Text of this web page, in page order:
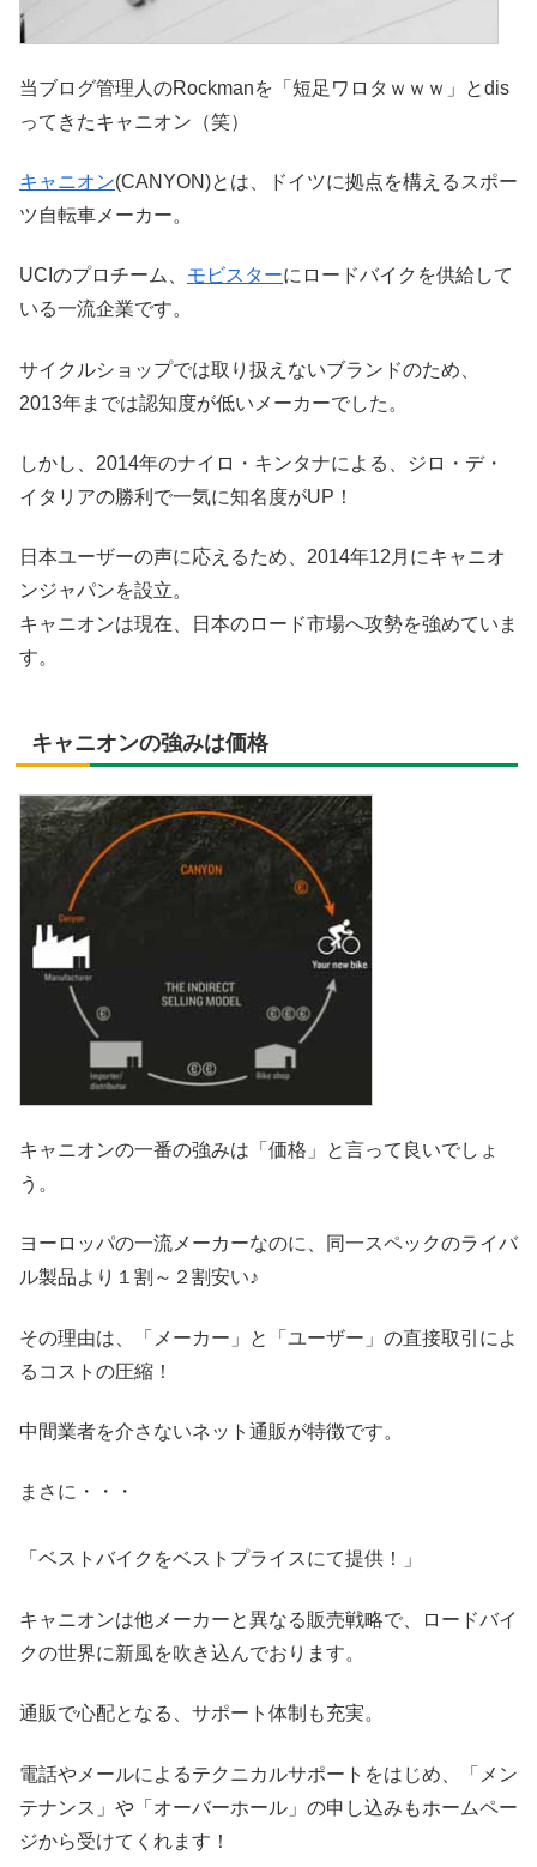
当ブログ管理人のRockmanを「短足ワロタｗｗｗ」とdis
ってきたキャニオン（笑）
キャニオン(CANYON)とは、ドイツに拠点を構えるスポー
ツ自転車メーカー。
UCIのプロチーム、 モビスターにロードバイクを供給して
いる一流企業です。
サイクルショップでは取り扱えないブランドのため、
2013年までは認知度が低いメーカーでした。
しかし、2014年のナイロ・キンタナによる、ジロ・デ・
イタリアの勝利で一気に知名度がUP！
日本ユーザーの声に応えるため、2014年12月にキャニオ
ンジャパンを設立。
キャニオンは現在、日本のロード市場へ攻勢を強めていま
す。
キャニオンの強みは価格
キャニオンの一番の強みは「価格」と言って良いでしょ
う。
ヨーロッパの一流メーカーなのに、同一スペックのライバ
ル製品より１割～２割安い♪
その理由は、「メーカー」と「ユーザー」の直接取引によ
るコストの圧縮！
中間業者を介さないネット通販が特徴です。
まさに・・・
「ベストバイクをベストプライスにて提供！」
キャニオンは他メーカーと異なる販売戦略で、ロードバイ
クの世界に新風を吹き込んでおります。
通販で心配となる、サポート体制も充実。
電話やメールによるテクニカルサポートをはじめ、「メン
テナンス」や「オーバーホール」の申し込みもホームペー
ジから受けてくれます！